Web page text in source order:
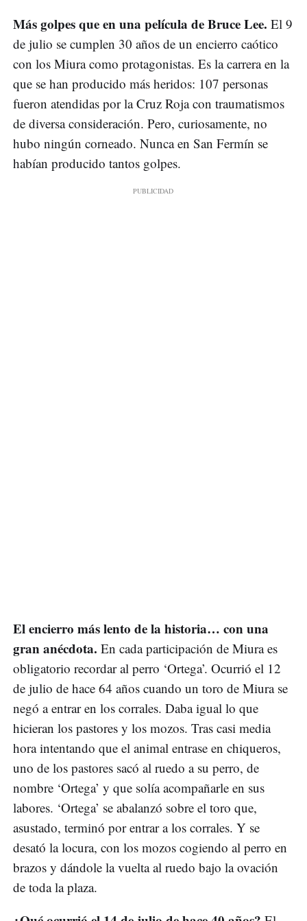
Más golpes que en una película de Bruce Lee. El 9
de julio se cumplen 30 años de un encierro caótico
con los Miura como protagonistas. Es la carrera en la
que se han producido más heridos: 107 personas
fueron atendidas por la Cruz Roja con traumatismos
de diversa consideración. Pero, curiosamente, no
hubo ningún corneado. Nunca en San Fermín se
habían producido tantos golpes.
El encierro más lento de la historia… con una
gran anécdota. En cada participación de Miura es
obligatorio recordar al perro ‘Ortega’. Ocurrió el 12
de julio de hace 64 años cuando un toro de Miura se
negó a entrar en los corrales. Daba igual lo que
hicieran los pastores y los mozos. Tras casi media
hora intentando que el animal entrase en chiqueros,
uno de los pastores sacó al ruedo a su perro, de
nombre ‘Ortega’ y que solía acompañarle en sus
labores. ‘Ortega’ se abalanzó sobre el toro que,
asustado, terminó por entrar a los corrales. Y se
desató la locura, con los mozos cogiendo al perro en
brazos y dándole la vuelta al ruedo bajo la ovación
de toda la plaza.